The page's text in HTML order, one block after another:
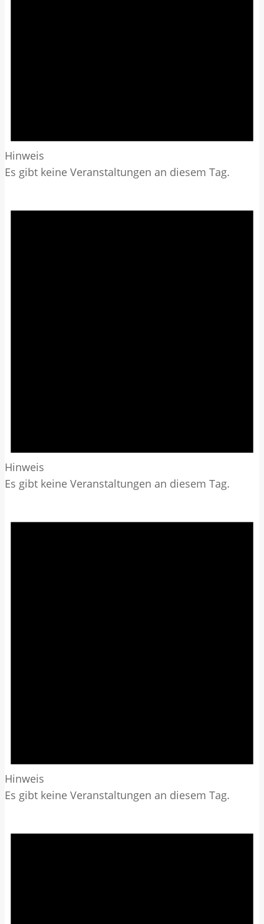
Hinweis
Es gibt keine Veranstaltungen an diesem Tag.
Hinweis
Es gibt keine Veranstaltungen an diesem Tag.
Hinweis
Es gibt keine Veranstaltungen an diesem Tag.